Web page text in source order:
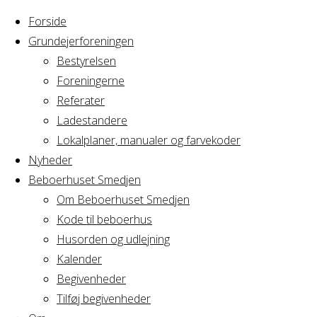
Forside
Grundejerforeningen
Bestyrelsen
Foreningerne
Referater
Ladestandere
Lokalplaner, manualer og farvekoder
Nyheder
Beboerhuset Smedjen
Om Beboerhuset Smedjen
Kode til beboerhus
Husorden og udlejning
Kalender
Begivenheder
Tilføj begivenheder
Home
Arrangement
bordtennis
bordtennis
Hvornår
08/02/2023
10:00 - 11:00